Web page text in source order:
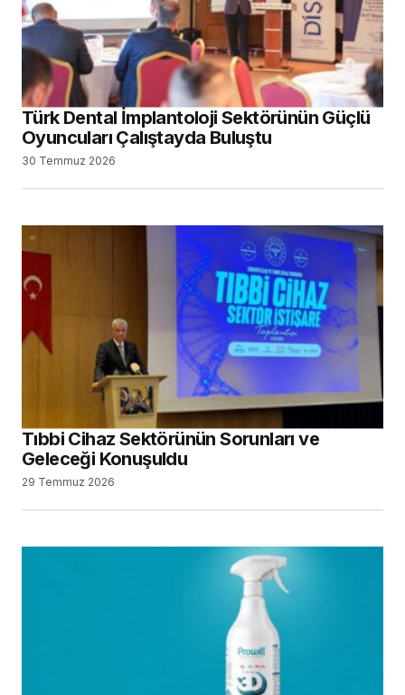
Türk Dental İmplantoloji Sektörünün Güçlü
Oyuncuları Çalıştayda Buluştu
30 Temmuz 2026
Tıbbi Cihaz Sektörünün Sorunları ve
Geleceği Konuşuldu
29 Temmuz 2026